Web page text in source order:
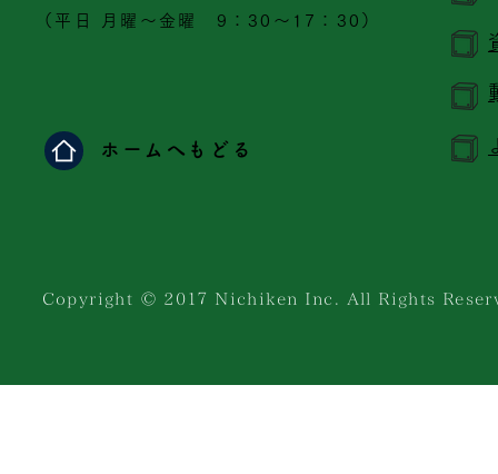
（平日 月曜～金曜 9：30～17：30）
ホームへもどる
Copyright © 201７ Nichiken Inc. All Rights